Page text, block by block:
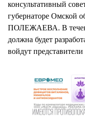
консультативный
губернаторе Омской
ПОЛЕЖАЕВА. В
должна будет
войдут